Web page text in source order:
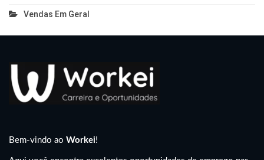
Vendas Em Geral
Bem-vindo ao Workei!